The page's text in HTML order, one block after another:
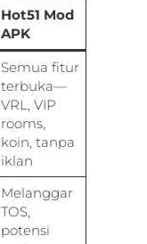
Hot51 Mod
APK
Semua fitur
terbuka—
VRL, VIP
rooms,
koin, tanpa
iklan
Melanggar
TOS,
potensi